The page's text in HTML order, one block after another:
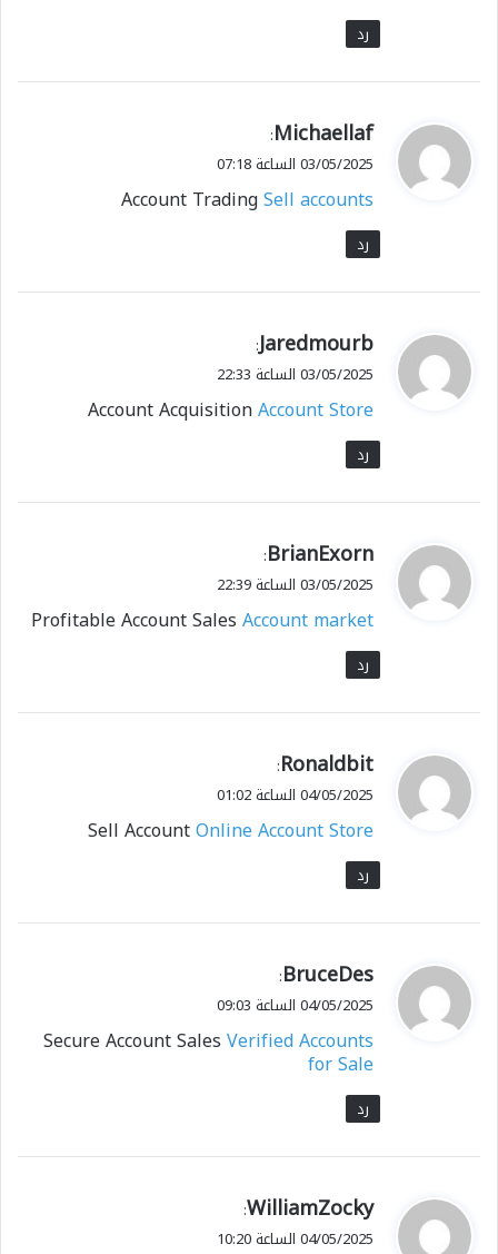
رد
ي
ق
ل
Michaellaf
:
03/05/2025 الساعة 07:18
Account TradingSell accounts
رد
ي
ق
ل
Jaredmourb
:
03/05/2025 الساعة 22:33
Account AcquisitionAccount Store
رد
ي
ق
ل
BrianExorn
:
03/05/2025 الساعة 22:39
Profitable Account SalesAccount market
رد
ي
ق
ل
Ronaldbit
:
04/05/2025 الساعة 01:02
Sell AccountOnline Account Store
رد
ي
ق
ل
BruceDes
:
04/05/2025 الساعة 09:03
Secure Account SalesVerified Accounts
for Sale
رد
ي
ق
WilliamZocky
:
04/05/2025 الساعة 10:20